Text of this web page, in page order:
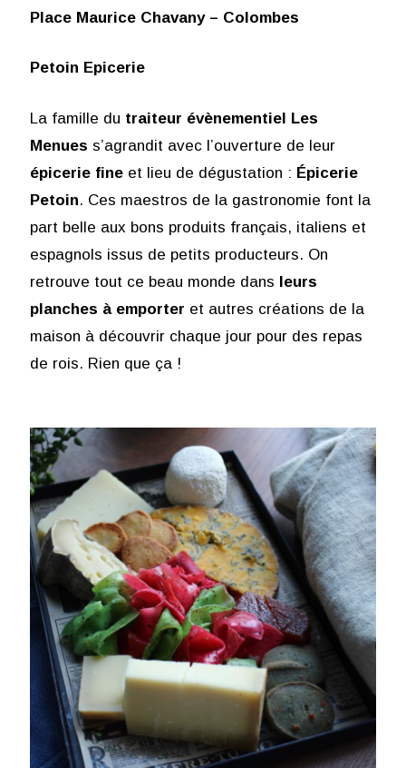
Place Maurice Chavany – Colombes
Petoin Epicerie
La famille du traiteur évènementiel Les
Menues s’agrandit avec l’ouverture de leur
épicerie fineet lieu de dégustation : Épicerie
Petoin. Ces maestros de la gastronomie font la
part belle aux bons produits français, italiens et
espagnols issus de petits producteurs. On
retrouve tout ce beau monde dans leurs
planches à emporter et autres créations de la
maison à découvrir chaque jour pour des repas
de rois. Rien que ça !